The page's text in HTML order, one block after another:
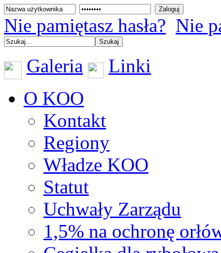
Nie pamiętasz hasła? Nie
Galeria
Linki
O KOO
Kontakt
Regiony
Władze KOO
Statut
Uchwały Zarządu
1,5% na ochronę